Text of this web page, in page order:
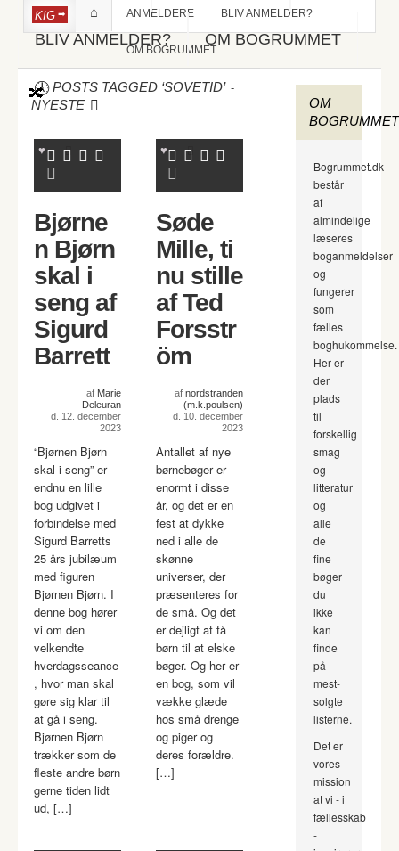
BLIV ANMELDER? OM BOGRUMMET
KIG ANMELDERE BLIV ANMELDER?
OM BOGRUMMET
POSTS TAGGED ‘SOVETID’ -
NYESTE
Bjørne
n Bjørn
skal i
seng af
Sigurd
Barrett
af Marie
Deleuran
d. 12. december
2023
“Bjørnen Bjørn
skal i seng” er
endnu en lille
bog udgivet i
forbindelse med
Sigurd Barretts
25 års jubilæum
med figuren
Bjørnen Bjørn. I
denne bog hører
vi om den
velkendte
hverdagsseance
, hvor man skal
gøre sig klar til
at gå i seng.
Bjørnen Bjørn
trækker som de
fleste andre børn
gerne tiden lidt
ud, […]
Søde
Mille, ti
nu stille
af Ted
Forsstr
öm
af nordstranden
(m.k.poulsen)
d. 10. december
2023
Antallet af nye
børnebøger er
enormt i disse
år, og det er en
fest at dykke
ned i alle de
skønne
universer, der
præsenteres for
de små. Og det
er dejligt at få
børn til at elske
bøger. Og her er
en bog, som vil
vække glæde
hos små drenge
og piger og
deres forældre.
[…]
OM
BOGRUMMET
Bogrummet.dk
består
af
almindelige
læseres
boganmeldelser
og
fungerer
som
fælles
boghukommelse.
Her er
der
plads
til
forskellig
smag
og
litteratur
og
alle
de
fine
bøger
du
ikke
kan
finde
på
mest-
solgte
listerne.
Det er
vores
mission
at vi - i
fællesskab
-